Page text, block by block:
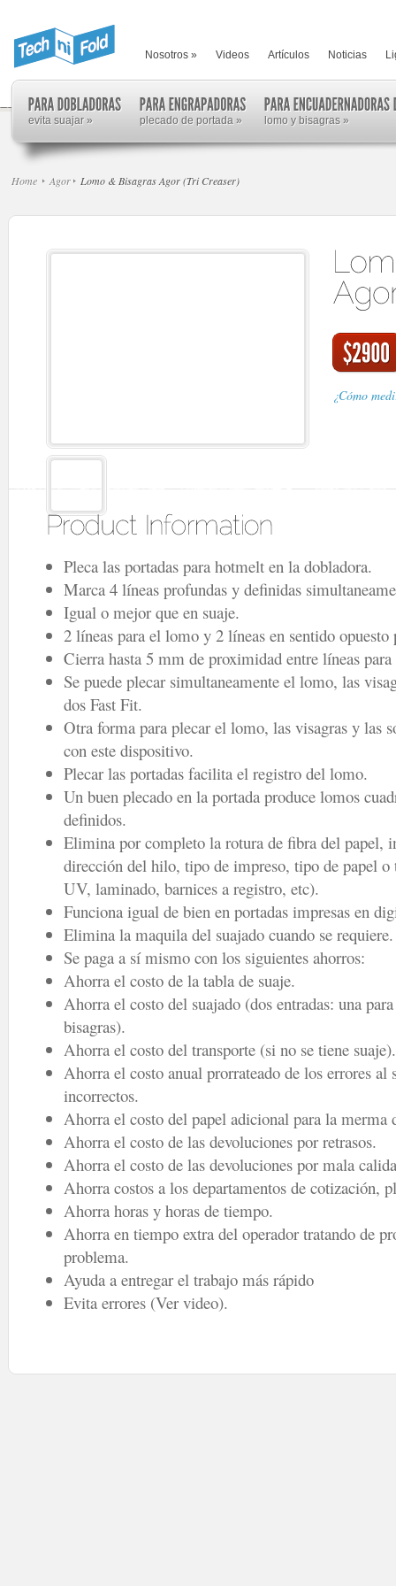
Nosotros » Videos Artículos Noticias
evita suajar» plecado de portada » lomo y bisagras »
Home Agor Lomo & Bisagras Agor (Tri Creaser)
¿Cómo
Pleca las portadas para hotmelt en la dobladora.
Marca 4 líneas profundas y definidas
Igual o mejor que en suaje.
2 líneas para el lomo y 2 líneas en sentido opuesto
Cierra hasta 5 mm de proximidad entre líneas
Se puede plecar simultaneamente el lomo, las
dos Fast Fit.
Otra forma para plecar el lomo, las visagras y las
con este dispositivo.
Plecar las portadas facilita el registro del lomo.
Un buen plecado en la portada produce lomos
definidos.
Elimina por completo la rotura de fibra del papel,
dirección del hilo, tipo de impreso, tipo de papel
UV, laminado, barnices a registro, etc).
Funciona igual de bien en portadas impresas en
Elimina la maquila del suajado cuando se requiere.
Se paga a sí mismo con los siguientes ahorros:
Ahorra el costo de la tabla de suaje.
Ahorra el costo del suajado (dos entradas: una
bisagras).
Ahorra el costo del transporte (si no se tiene suaje).
Ahorra el costo anual prorrateado de los errores al
incorrectos.
Ahorra el costo del papel adicional para la merma
Ahorra el costo de las devoluciones por retrasos.
Ahorra el costo de las devoluciones por mala
Ahorra costos a los departamentos de cotización,
Ahorra horas y horas de tiempo.
Ahorra en tiempo extra del operador tratando de
problema.
Ayuda a entregar el trabajo más rápido
Evita errores (Ver video).